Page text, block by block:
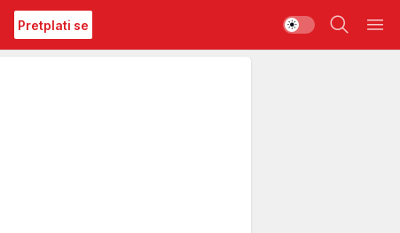
Pretplati se